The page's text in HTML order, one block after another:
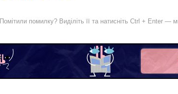
Помітили помилку? Виділіть її та натисніть Ctrl + Enter —